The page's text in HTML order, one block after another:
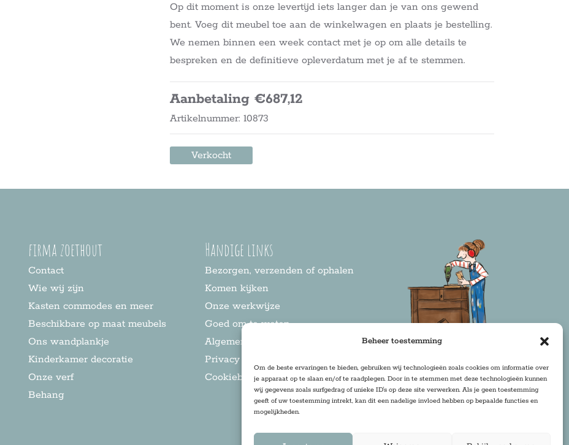
Beheer toestemming
Om de beste ervaringen te bieden, gebruiken wij technologieën zoals cookies om informatie over
je apparaat op te slaan en/of te raadplegen. Door in te stemmen met deze technologieën kunnen
wij gegevens zoals surfgedrag of unieke ID's op deze site verwerken. Als je geen toestemming
geeft of uw toestemming intrekt, kan dit een nadelige invloed hebben op bepaalde functies en
mogelijkheden.
Op dit moment is onze levertijd iets langer dan je van ons gewend
bent. Voeg dit meubel toe aan de winkelwagen en plaats je bestelling.
We nemen binnen een week contact met je op om alle details te
bespreken en de definitieve opleverdatum met je af te stemmen.
Aanbetaling €687,12
Artikelnummer: 10873
Verkocht
firma zoethout
Contact
Wie wij zijn
Kasten commodes en meer
Beschikbare op maat meubels
Ons wandplankje
Kinderkamer decoratie
Onze verf
Behang
Handige links
Bezorgen, verzenden of ophalen
Komen kijken
Onze werkwijze
Goed om te weten
Algemene voorwaarden
Privacy statement
Cookiebeleid